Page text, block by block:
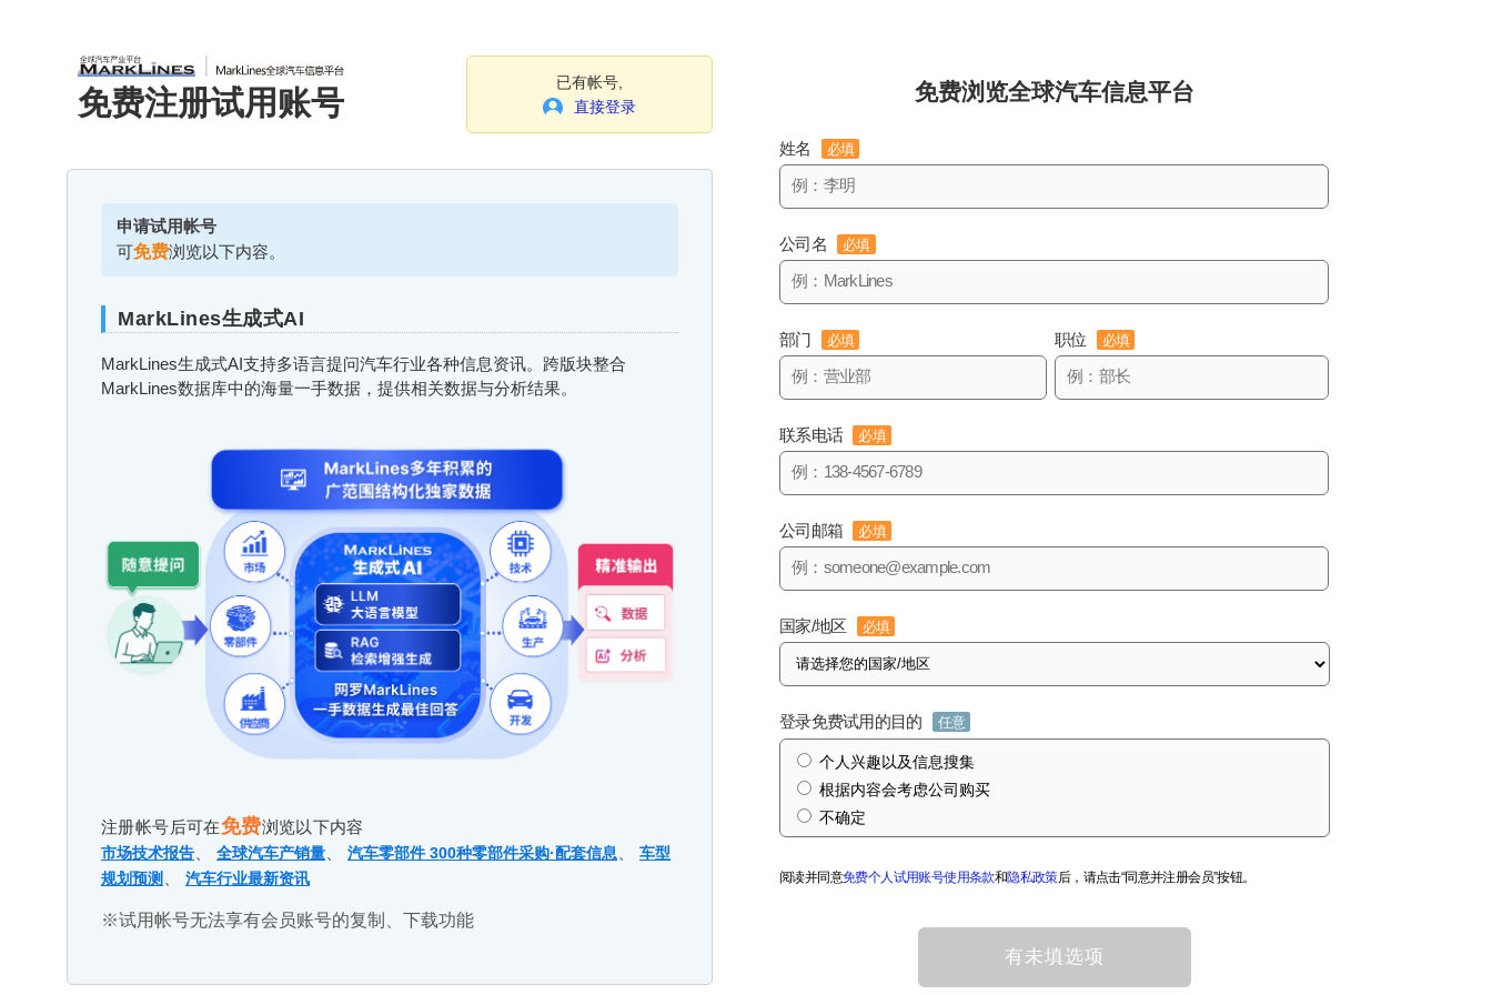
免费注册试用账号
已有帐号,
直接登录
申请试用帐号
可免费浏览以下内容。
MarkLines生成式AI
MarkLines生成式AI支持多语言提问汽车行业各种信息资讯。跨版块整合
MarkLines数据库中的海量一手数据，提供相关数据与分析结果。
注册帐号后可在免费浏览以下内容
市场技术报告 全球汽车产销量 汽车零部件 300种零部件采购·配套信息
车型
规划预测
汽车行业最新资讯
※试用帐号无法享有会员账号的复制、下载功能
免费浏览全球汽车信息平台
姓名 必填
公司名 必填
部门 必填 职位 必填
联系电话 必填
公司邮箱 必填
国家/地区 必填
登录免费试用的目的 任意
个人兴趣以及信息搜集
根据内容会考虑公司购买
不确定
阅读并同意免费个人试用账号使用条款和隐私政策后，请点击“同意并注册会员”按钮。